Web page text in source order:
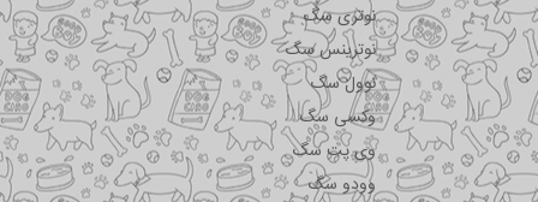
نوتری سگ
نوترینس سگ
نوول سگ
وکسی سگ
وی پت سگ
وودو سگ